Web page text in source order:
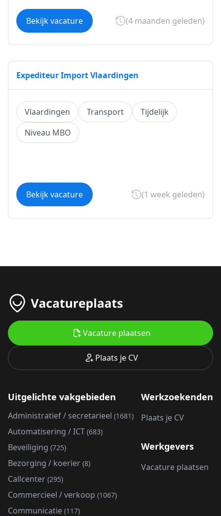
Bekijk vacature (4 maanden geleden)
Expediteur Import Vlaardingen
Vlaardingen Transport
Tijdelijk
Niveau MBO
Bekijk vacature (1 week geleden)
Plaats je CV
Vacature plaatsen
Uitgelichte vakgebieden
Administratief / secretarieel (1681)
Automatisering / ICT (683)
Beveiliging (725)
Bezorging / koerier (8)
Callcenter (295)
Commercieel / verkoop (1067)
Communicatie (117)
Werkzoekenden
Plaats je CV
Werkgevers
Vacature plaatsen